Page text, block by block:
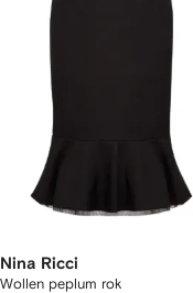
Nina Ricci
Wollen peplum rok